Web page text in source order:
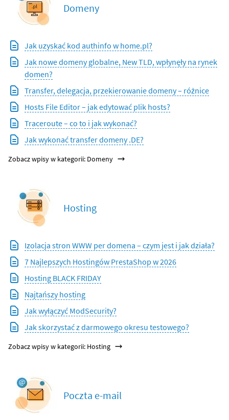
Domeny
Jak uzyskać kod authinfo w home.pl?
Jak nowe domeny globalne, New TLD, wpłynęły na rynek
domen?
Transfer, delegacja, przekierowanie domeny – różnice
Hosts File Editor – jak edytować plik hosts?
Traceroute – co to i jak wykonać?
Jak wykonać transfer domeny .DE?
Zobacz wpisy w kategorii: Domeny
Hosting
Izolacja stron WWW per domena – czym jest i jak działa?
7 Najlepszych Hostingów PrestaShop w 2026
Hosting BLACK FRIDAY
Najtańszy hosting
Jak wyłączyć ModSecurity?
Jak skorzystać z darmowego okresu testowego?
Zobacz wpisy w kategorii: Hosting
Poczta e-mail